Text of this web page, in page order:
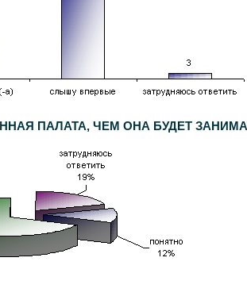
ПАЛАТА, ЧЕМ ОНА БУДЕТ